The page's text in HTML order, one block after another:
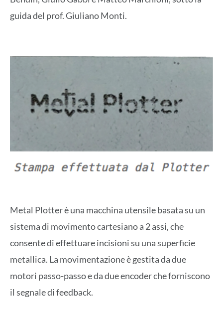
guida del prof. Giuliano Monti.
Metal Plotter è una macchina utensile basata su un
sistema di movimento cartesiano a 2 assi, che
consente di effettuare incisioni su una superficie
metallica. La movimentazione è gestita da due
motori passo-passo e da due encoder che forniscono
il segnale di feedback.